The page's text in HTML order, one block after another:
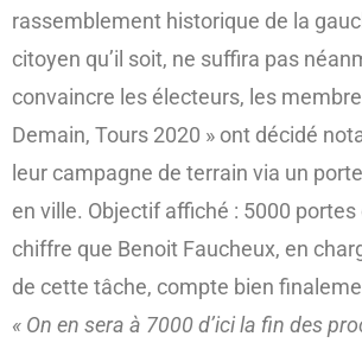
rassemblement historique de la
citoyen qu’il soit, ne suffira pas
convaincre les électeurs, les
Demain, Tours 2020 » ont décidé
leur campagne de terrain via un
en ville. Objectif affiché : 5000
chiffre que Benoit Faucheux, en
de cette tâche, compte bien
« On en sera à 7000 d’ici la fin des